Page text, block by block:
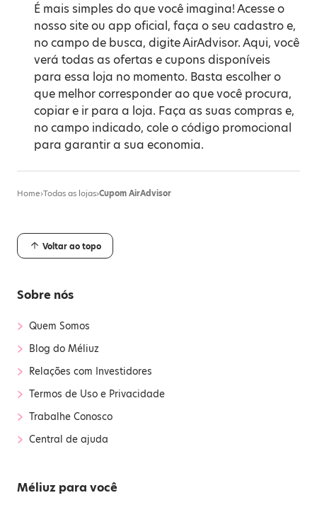
É mais simples do que você imagina! Acesse o
nosso site ou app oficial, faça o seu cadastro e,
no campo de busca, digite AirAdvisor. Aqui, você
verá todas as ofertas e cupons disponíveis
para essa loja no momento. Basta escolher o
que melhor corresponder ao que você procura,
copiar e ir para a loja. Faça as suas compras e,
no campo indicado, cole o código promocional
para garantir a sua economia.
Home›Todas as lojas›Cupom AirAdvisor
Voltar ao topo
Sobre nós
› Quem Somos
› Blog do Méliuz
› Relações com Investidores
› Termos de Uso e Privacidade
› Trabalhe Conosco
› Central de ajuda
Méliuz para você